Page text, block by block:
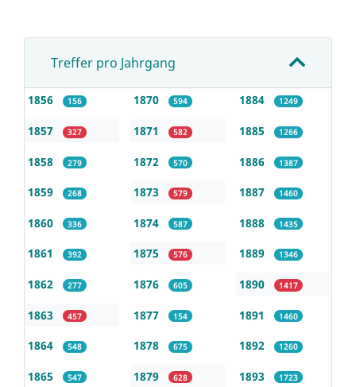
Treffer pro Jahrgang
1856 156
1857 327
1858 279
1859 268
1860 336
1861 392
1862 277
1863 457
1864 548
1865 547
1870 594
1871 582
1872 570
1873 579
1874 587
1875 576
1876 605
1877 154
1878 675
1879 628
1884 1249
1885 1266
1886 1387
1887 1460
1888 1435
1889 1346
1890 1417
1891 1460
1892 1260
1893 1723